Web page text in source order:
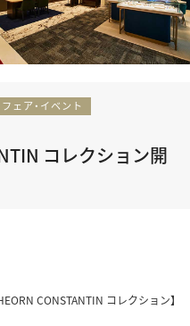
フェア・イベント
コレクション開
CONSTANTIN コレクション】